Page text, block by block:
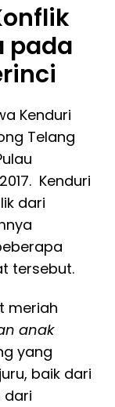
pada
Kenduri
Telang
Kenduri
dari
tersebut.
meriah
anak
yang
baik dari
dari